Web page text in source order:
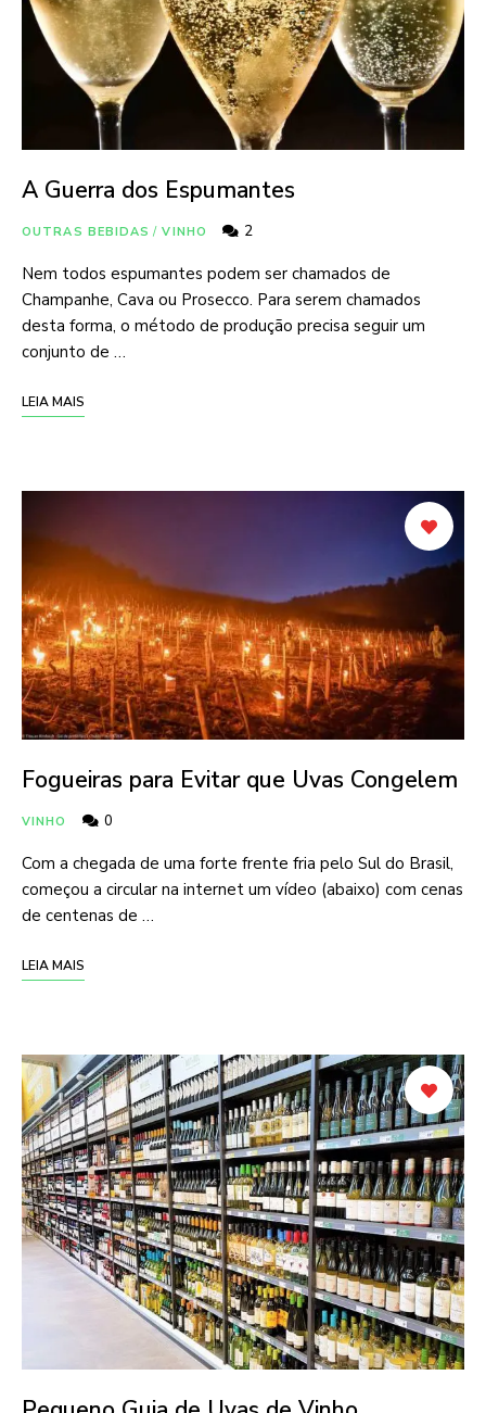
A Guerra dos Espumantes
OUTRAS BEBIDAS / VINHO 2
Nem todos espumantes podem ser chamados de
Champanhe, Cava ou Prosecco. Para serem chamados
desta forma, o método de produção precisa seguir um
conjunto de …
LEIA MAIS
Fogueiras para Evitar que Uvas Congelem
VINHO 0
Com a chegada de uma forte frente fria pelo Sul do Brasil,
começou a circular na internet um vídeo (abaixo) com cenas
de centenas de …
LEIA MAIS